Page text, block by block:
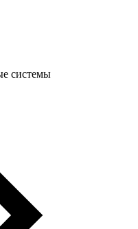
системы